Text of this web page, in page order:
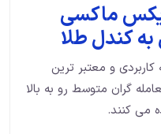
ماکسی
به کندل طلا
و معتبر ترین
گران متوسط رو به بالا
می کنند.